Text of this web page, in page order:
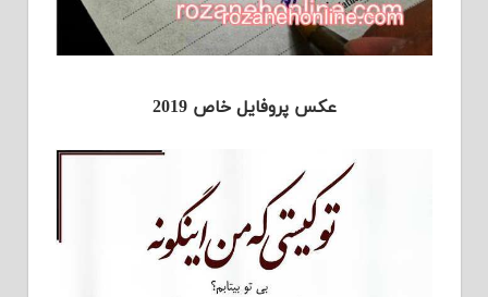
عکس پروفایل خاص 2019